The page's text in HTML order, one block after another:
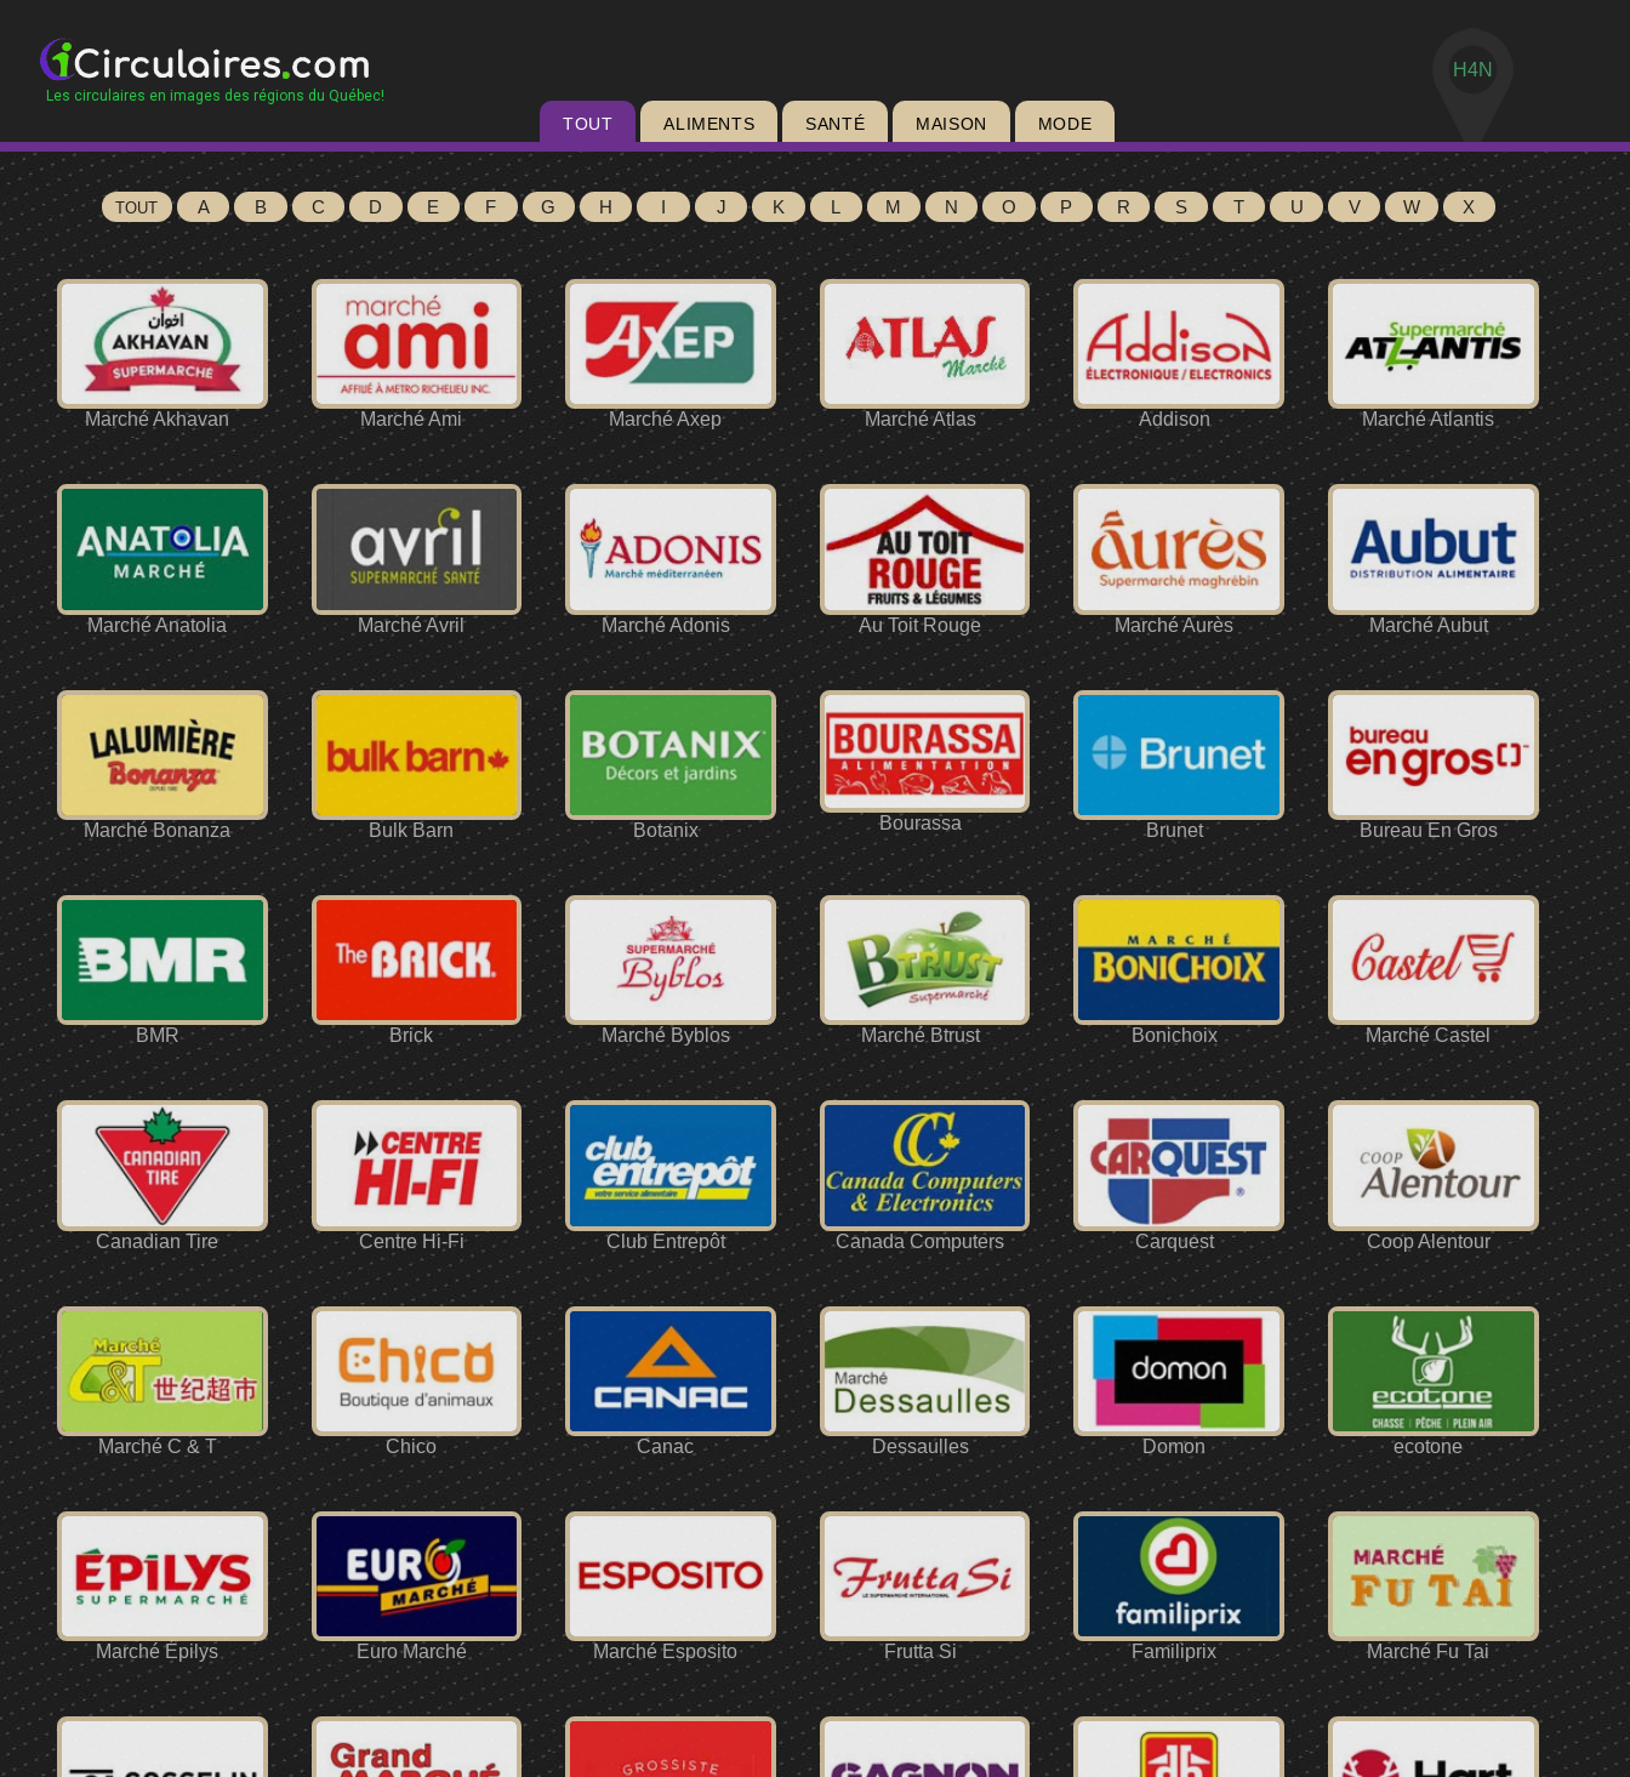
Les circulaires en images des régions du Québec!
TOUT ALIMENTS SANTÉ MAISON MODE
H4N
TOUT A B C D E F G H I J K L M N O P R S T U V W X
Marché Akhavan Marché Ami Marché Axep Marché Atlas Addison Marché Atlantis
Marché Anatolia Marché Avril Marché Adonis Au Toit Rouge Marché Aurès Marché Aubut
Marché Bonanza Bulk Barn Botanix Bourassa Brunet Bureau En Gros
BMR Brick Marché Byblos Marché Btrust Bonichoix Marché Castel
Canadian Tire Centre Hi-Fi Club Entrepôt Canada Computers Carquest Coop Alentour
Marché C & T Chico Canac Dessaulles Domon ecotone
Marché Épilys Euro Marché Marché Esposito Frutta Si Familiprix Marché Fu Tai